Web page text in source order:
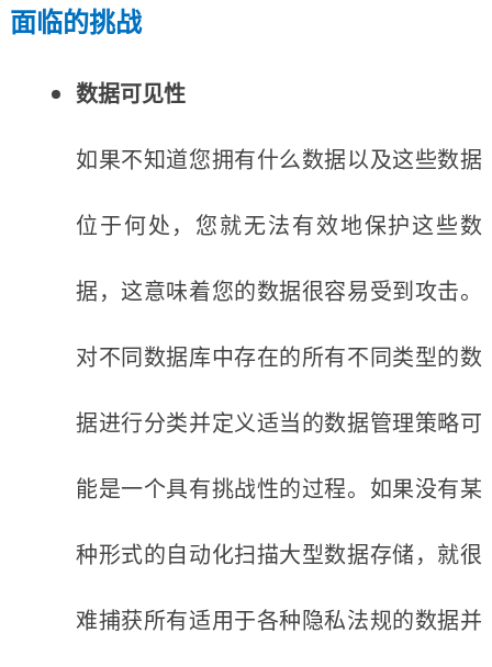
面临的挑战
数据可见性
如果不知道您拥有什么数据以及这些数据
位于何处，您就无法有效地保护这些数
据，这意味着您的数据很容易受到攻击。
对不同数据库中存在的所有不同类型的数
据进行分类并定义适当的数据管理策略可
能是一个具有挑战性的过程。如果没有某
种形式的自动化扫描大型数据存储，就很
难捕获所有适用于各种隐私法规的数据并